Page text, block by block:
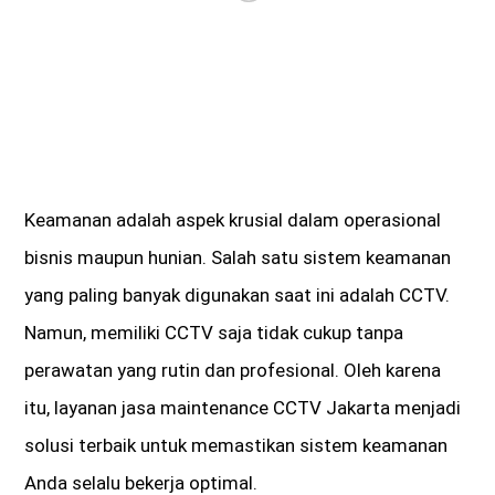
Keamanan adalah aspek krusial dalam operasional
bisnis maupun hunian. Salah satu sistem keamanan
yang paling banyak digunakan saat ini adalah CCTV.
Namun, memiliki CCTV saja tidak cukup tanpa
perawatan yang rutin dan profesional. Oleh karena
itu, layanan jasa maintenance CCTV Jakarta menjadi
solusi terbaik untuk memastikan sistem keamanan
Anda selalu bekerja optimal.